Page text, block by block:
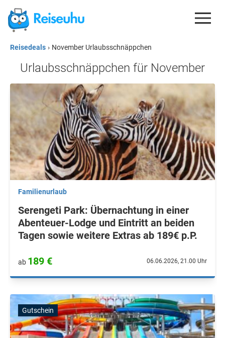
REISEDEALS
GUTSCHEINE
KREDITKARTEN
ESIM
REISEBLOG
Reisedeals › November Urlaubsschnäppchen
Urlaubsschnäppchen für November
Familienurlaub
Serengeti Park: Übernachtung in einer
Abenteuer-Lodge und Eintritt an beiden
Tagen sowie weitere Extras ab 189€ p.P.
ab 189 € 06.06.2026, 21.00 Uhr
Gutschein